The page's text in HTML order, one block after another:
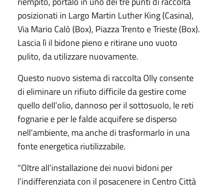
posizionati in Largo Martin Luther King (Casina),
Via Mario Calò (Box), Piazza Trento e Trieste (Box).
Lascia lì il bidone pieno e ritirane uno vuoto
pulito, da utilizzare nuovamente.
Questo nuovo sistema di raccolta Olly consente
di eliminare un rifiuto difficile da gestire come
quello dell’olio, dannoso per il sottosuolo, le reti
fognarie e per le falde acquifere se disperso
nell’ambiente, ma anche di trasformarlo in una
fonte energetica riutilizzabile.
“Oltre all’installazione dei nuovi bidoni per
l’indifferenziata con il posacenere in Centro Città